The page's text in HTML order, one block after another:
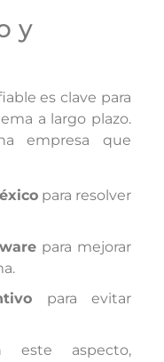
y
es clave para
a largo plazo.
empresa que
para resolver
para mejorar
para evitar
este aspecto,